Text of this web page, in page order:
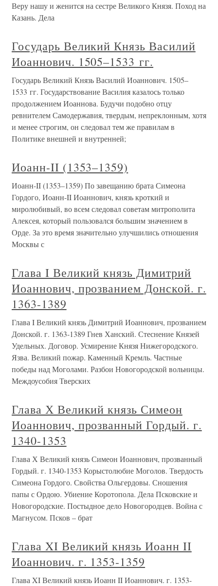
Веру нашу и женится на сестре Великого Князя. Поход на
Казань. Дела
Государь Великий Князь Василий
Иоаннович. 1505–1533 гг.
Государь Великий Князь Василий Иоаннович. 1505–
1533 гг. Государствование Василия казалось только
продолжением Иоаннова. Будучи подобно отцу
ревнителем Самодержавия, твердым, непреклонным, хотя
и менее строгим, он следовал тем же правилам в
Политике внешней и внутренней;
Иоанн-II (1353–1359)
Иоанн-II (1353–1359) По завещанию брата Симеона
Гордого, Иоанн-II Иоаннович, князь кроткий и
миролюбивый, во всем следовал советам митрополита
Алексея, который пользовался большим значением в
Орде. За это время значительно улучшились отношения
Москвы с
Глава I Великий князь Димитрий
Иоаннович, прозванием Донской. г.
1363-1389
Глава I Великий князь Димитрий Иоаннович, прозванием
Донской. г. 1363-1389 Гнев Ханский. Стеснение Князей
Удельных. Договор. Усмирение Князя Нижегородского.
Язва. Великий пожар. Каменный Кремль. Частные
победы над Моголами. Разбои Новогородской вольницы.
Междоусобия Тверских
Глава Х Великий князь Симеон
Иоаннович, прозванный Гордый. г.
1340-1353
Глава Х Великий князь Симеон Иоаннович, прозванный
Гордый. г. 1340-1353 Корыстолюбие Моголов. Твердость
Симеона Гордого. Свойства Ольгердовы. Сношения
папы с Ордою. Убиение Коротопола. Дела Псковские и
Новогородские. Постыдное дело Новогородцев. Война с
Магнусом. Псков – брат
Глава XI Великий князь Иоанн II
Иоаннович. г. 1353-1359
Глава XI Великий князь Иоанн II Иоаннович. г. 1353-